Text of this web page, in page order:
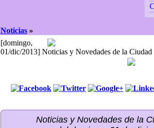
Noticias »
[domingo,
01/dic/2013] Noticias y Novedades de la Ciudad
Noticias y Novedades de la